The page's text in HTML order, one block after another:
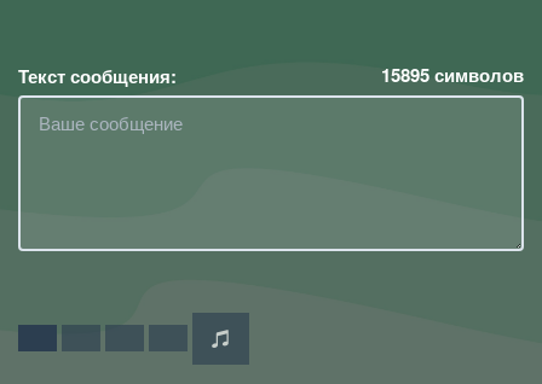
Текст сообщения: 15895символов